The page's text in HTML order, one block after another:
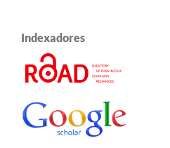
Indexadores